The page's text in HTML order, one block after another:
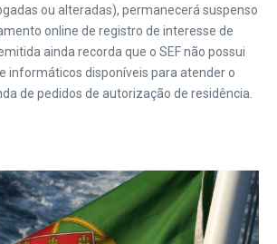
ou alteradas), permanecerá suspenso
online de registro de interesse de
ainda recorda que o SEF não possui
informáticos disponíveis para atender o
de pedidos de autorização de residência.